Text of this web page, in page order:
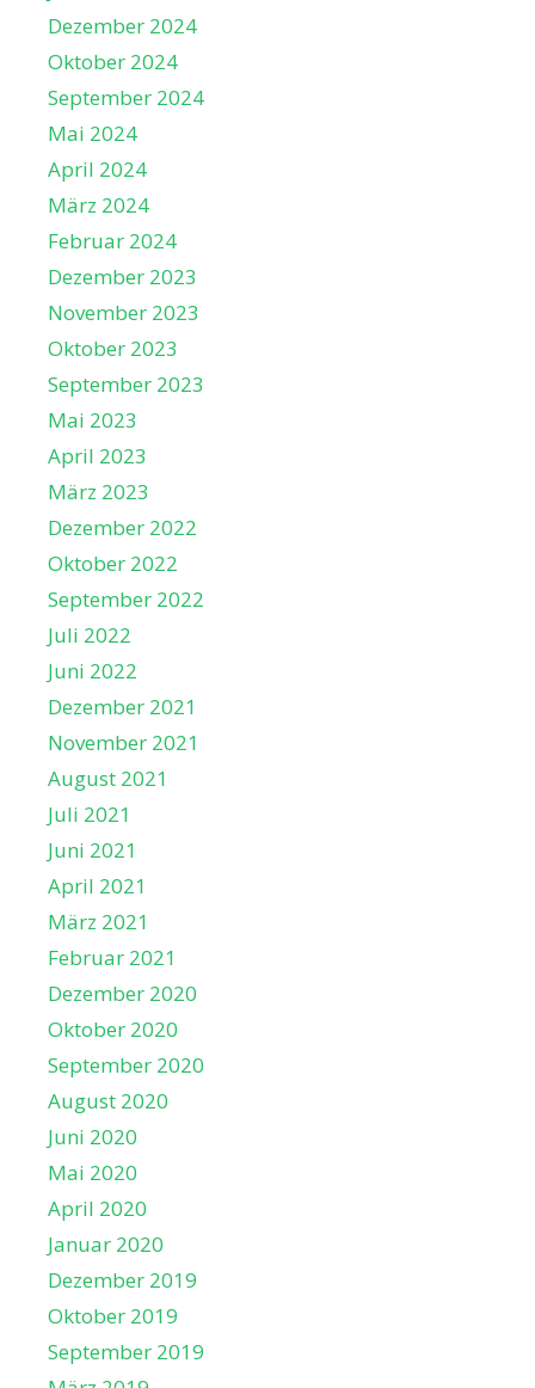
Dezember 2024
Oktober 2024
September 2024
Mai 2024
April 2024
März 2024
Februar 2024
Dezember 2023
November 2023
Oktober 2023
September 2023
Mai 2023
April 2023
März 2023
Dezember 2022
Oktober 2022
September 2022
Juli 2022
Juni 2022
Dezember 2021
November 2021
August 2021
Juli 2021
Juni 2021
April 2021
März 2021
Februar 2021
Dezember 2020
Oktober 2020
September 2020
August 2020
Juni 2020
Mai 2020
April 2020
Januar 2020
Dezember 2019
Oktober 2019
September 2019